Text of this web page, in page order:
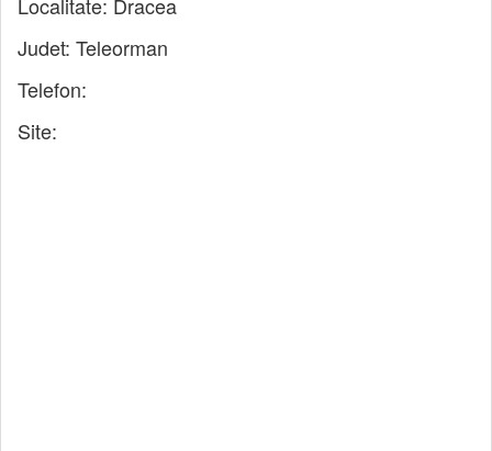
Judet: Teleorman
Telefon:
Site: